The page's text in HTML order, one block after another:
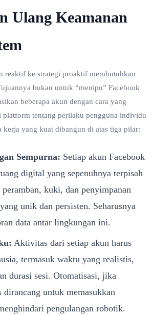
Ulang Keamanan
reaktif ke strategi proaktif membutuhkan
bukan untuk “menipu” Facebook
beberapa akun dengan cara yang
platform tentang perilaku pengguna individu
kerja yang kuat dibangun di atas tiga pilar:
Sempurna: Setiap akun Facebook
digital yang sepenuhnya terpisah
kuki, dan penyimpanan
unik dan persisten. Seharusnya
data antar lingkungan ini.
Aktivitas dari setiap akun harus
termasuk waktu yang realistis,
durasi sesi. Otomatisasi, jika
dirancang untuk memasukkan
pengulangan robotik.